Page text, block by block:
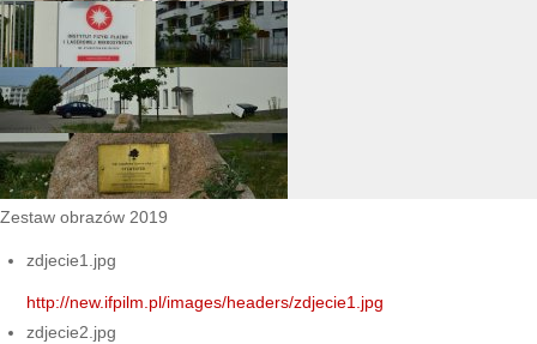
Zestaw obrazów 2019
zdjecie1.jpg
http://new.ifpilm.pl/images/headers/zdjecie1.jpg
zdjecie2.jpg